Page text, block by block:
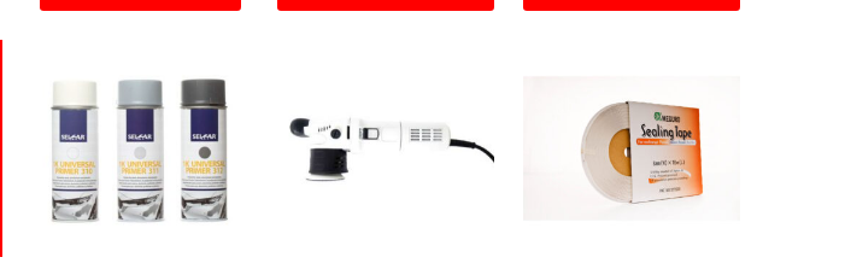
115,19 €
producto
tiene
múltiples
variantes.
Las
opciones